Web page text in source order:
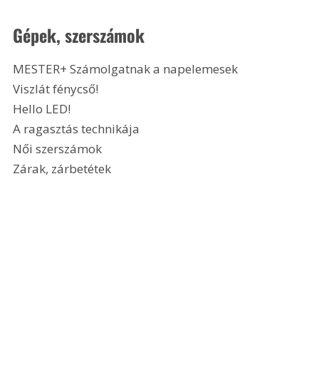
Gépek, szerszámok
MESTER+ Számolgatnak a napelemesek
Viszlát fénycső!
Hello LED!
A ragasztás technikája
Női szerszámok
Zárak, zárbetétek